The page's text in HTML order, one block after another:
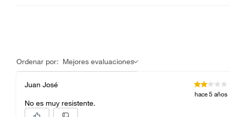
Ordenar por: Mejores evaluaciones
Juan José
hace 5 años
No es muy resistente.